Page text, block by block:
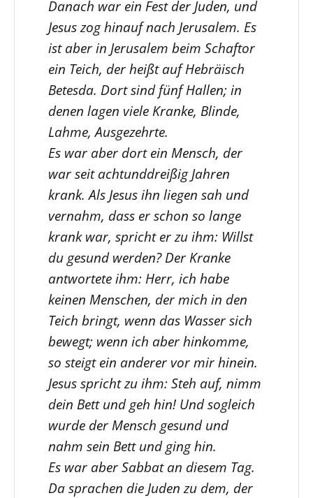
Danach war ein Fest der Juden, und
Jesus zog hinauf nach Jerusalem. Es
ist aber in Jerusalem beim Schaftor
ein Teich, der heißt auf Hebräisch
Betesda. Dort sind fünf Hallen; in
denen lagen viele Kranke, Blinde,
Lahme, Ausgezehrte.
Es war aber dort ein Mensch, der
war seit achtunddreißig Jahren
krank. Als Jesus ihn liegen sah und
vernahm, dass er schon so lange
krank war, spricht er zu ihm: Willst
du gesund werden? Der Kranke
antwortete ihm: Herr, ich habe
keinen Menschen, der mich in den
Teich bringt, wenn das Wasser sich
bewegt; wenn ich aber hinkomme,
so steigt ein anderer vor mir hinein.
Jesus spricht zu ihm: Steh auf, nimm
dein Bett und geh hin! Und sogleich
wurde der Mensch gesund und
nahm sein Bett und ging hin.
Es war aber Sabbat an diesem Tag.
Da sprachen die Juden zu dem, der